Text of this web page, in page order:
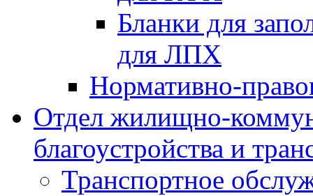
Бланки для
для ЛПХ
Нормативно-
Отдел жилищно-
благоустройства и
Транспортное